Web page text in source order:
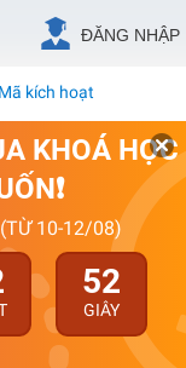
ĐĂNG NHẬP
Mã kích hoạt
KHOÁ HỌC
(TỪ 10-12/08)
52
GIÂY